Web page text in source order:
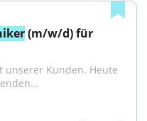
(m/w/d) für
unserer Kunden. Heute